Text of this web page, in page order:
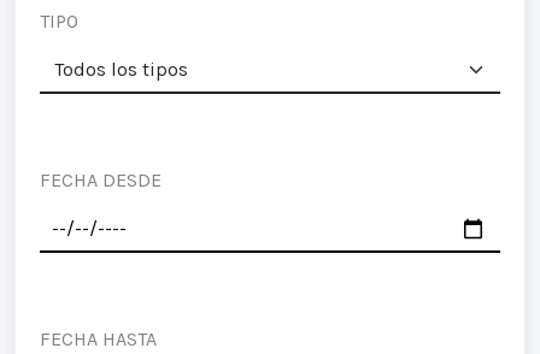
TIPO
FECHA DESDE
FECHA HASTA